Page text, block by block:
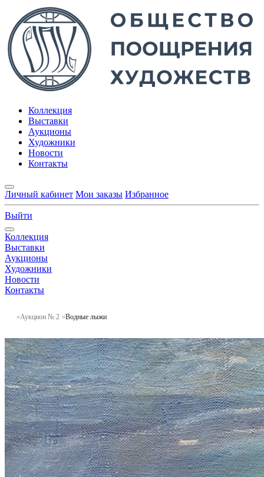
Коллекция
Выставки
Аукционы
Художники
Новости
Контакты
Личный кабинет Мои заказы Избранное
Выйти
Коллекция
Выставки
Аукционы
Художники
Новости
Контакты
Аукцион № 2 Водные лыжи